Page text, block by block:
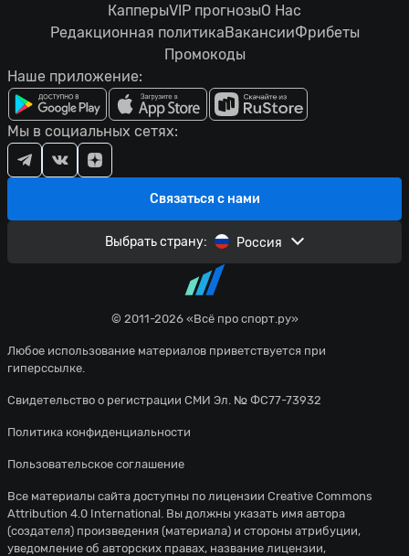
© 2011-2026 «Всё про спорт.ру»
Любое использование материалов приветствуется при
гиперссылке.
Свидетельство о регистрации СМИ Эл. № ФС77-73932
Политика конфиденциальности
Пользовательское соглашение
КапперыVIP прогнозыО Нас
Редакционная политикаВакансииФрибеты
Промокоды
Наше приложение:
Связаться с нами
Мы в социальных сетях:
Выбрать страну: Россия
Все материалы сайта доступны по лицензии Creative Commons
Attribution 4.0 International . Вы должны указать имя автора
(создателя) произведения (материала) и стороны атрибуции,
уведомление об авторских правах, название лицензии,